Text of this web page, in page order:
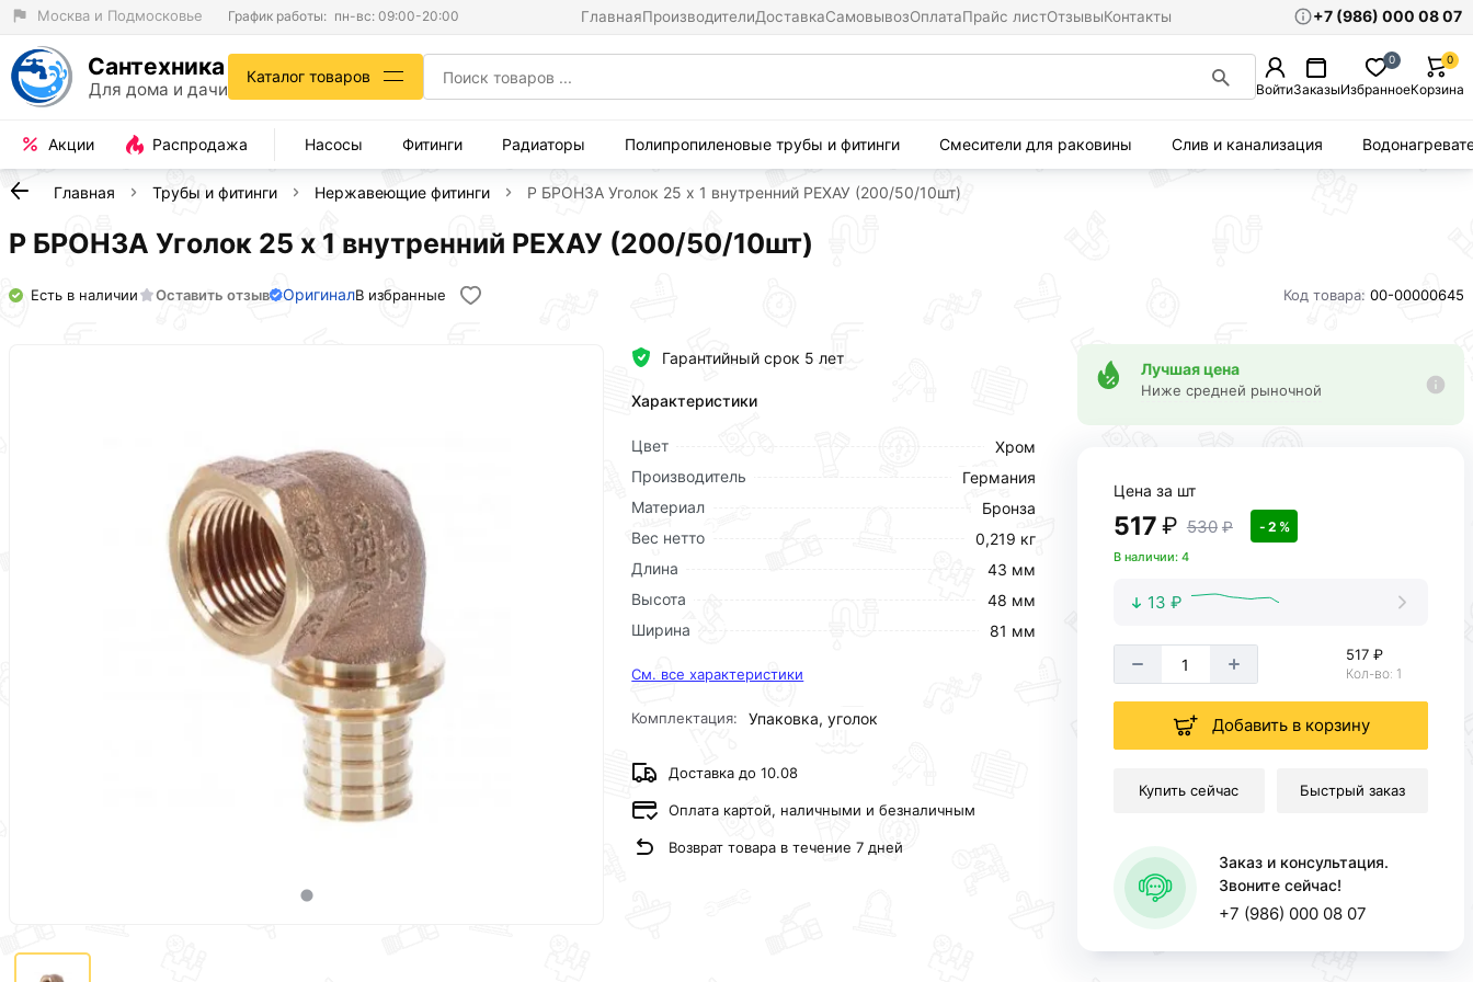
Москва и Подмосковье График работы: пн-вс: 09:00-20:00 ГлавнаяПроизводителиДоставкаСамовывозОплатаПрайс листОтзывыКонтакты +7 (986) 000 08 07
Сантехника
Для дома и дачи
Каталог товаров
ВойтиЗаказыИзбранное
0
Корзина
0
Акции Распродажа Насосы Фитинги Радиаторы Полипропиленовые трубы и фитинги Смесители для раковины Слив и канализация
Главная Трубы и фитинги Нержавеющие фитинги Р БРОНЗА Уголок 25 х 1 внутренний РЕХАУ (200/50/10шт)
Р БРОНЗА Уголок 25 х 1 внутренний РЕХАУ (200/50/10шт)
Есть в наличии Оставить отзыв ОригиналВ избранные Код товара: 00-00000645
Гарантийный срок 5 лет
Характеристики
Цвет
Хром
Производитель
Германия
Материал
Бронза
Вес нетто
0,219 кг
Длина
43 мм
Высота
48 мм
Ширина
81 мм
См. все характеристики
Комплектация: Упаковка, уголок
Доставка до 10.08
Оплата картой, наличными и безналичным
Возврат товара в течение 7 дней
Лучшая цена
Ниже средней рыночной
Цена за шт
517 ₽ 530 ₽ - 2 %
В наличии: 4
13 ₽
517 ₽
Кол-во: 1
Добавить в корзину
Купить сейчас Быстрый заказ
Заказ и консультация.
Звоните сейчас!
+7 (986) 000 08 07